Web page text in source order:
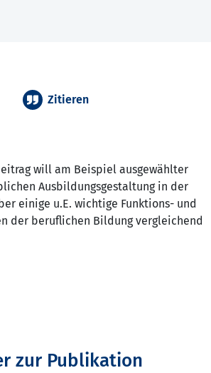
will am Beispiel ausgewählter
Ausbildungsgestaltung in der
einige u.E. wichtige Funktions- und
der beruflichen Bildung vergleichend
Zitieren
zur Publikation